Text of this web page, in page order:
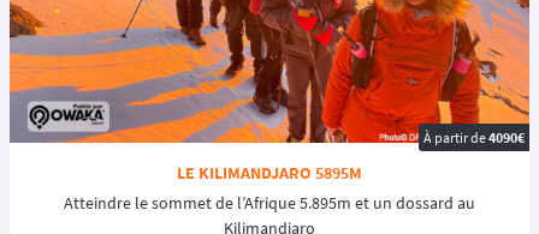
À partir de4090€
LE KILIMANDJARO 5895M
Atteindre le sommet de l’Afrique 5.895m et un dossard au
Kilimandjaro